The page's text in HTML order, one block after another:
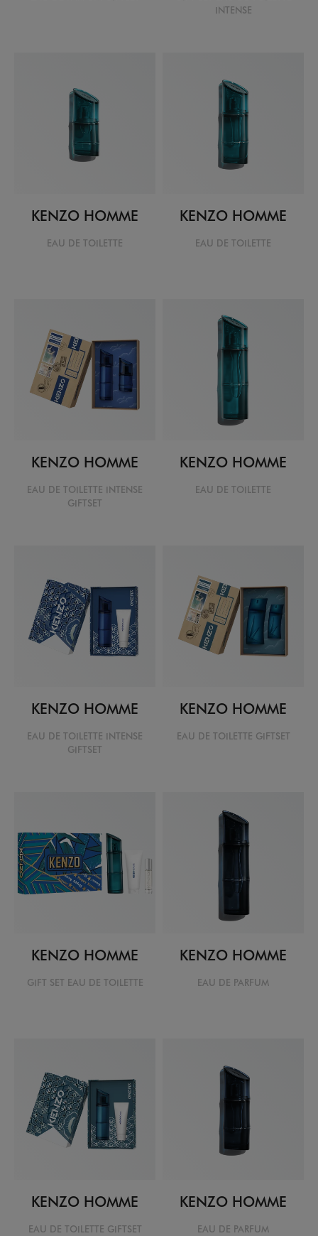
INTENSE
KENZO HOMME
EAU DE TOILETTE
KENZO HOMME
EAU DE TOILETTE
KENZO HOMME
EAU DE TOILETTE INTENSE
GIFTSET
KENZO HOMME
EAU DE TOILETTE
KENZO HOMME
EAU DE TOILETTE INTENSE
GIFTSET
KENZO HOMME
EAU DE TOILETTE GIFTSET
KENZO HOMME
GIFT SET EAU DE TOILETTE
KENZO HOMME
EAU DE PARFUM
KENZO HOMME
EAU DE TOILETTE GIFTSET
KENZO HOMME
EAU DE PARFUM